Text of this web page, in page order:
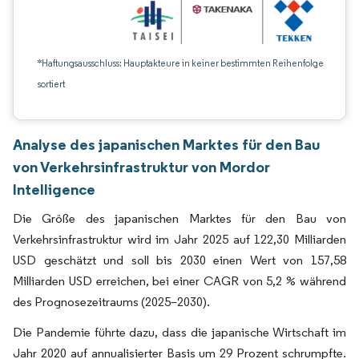
*Haftungsausschluss: Hauptakteure in keiner bestimmten Reihenfolge
sortiert
Analyse des japanischen Marktes für den Bau
von Verkehrsinfrastruktur von Mordor
Intelligence
Die Größe des japanischen Marktes für den Bau von
Verkehrsinfrastruktur wird im Jahr 2025 auf 122,30 Milliarden
USD geschätzt und soll bis 2030 einen Wert von 157,58
Milliarden USD erreichen, bei einer CAGR von 5,2 % während
des Prognosezeitraums (2025–2030).
Die Pandemie führte dazu, dass die japanische Wirtschaft im
Jahr 2020 auf annualisierter Basis um 29 Prozent schrumpfte.